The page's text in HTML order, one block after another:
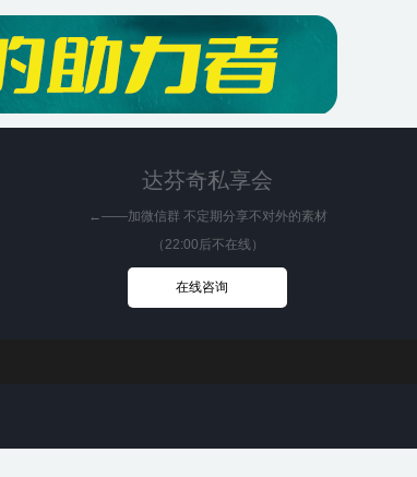
达芬奇私享会
←——加微信群 不定期分享不对外的素材
（22:00后不在线）
在线咨询